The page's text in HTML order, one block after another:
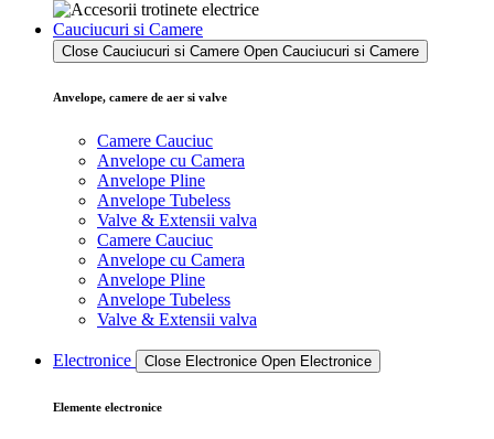
Cauciucuri si Camere
Close Cauciucuri si Camere Open Cauciucuri si Camere
Anvelope, camere de aer si valve
Camere Cauciuc
Anvelope cu Camera
Anvelope Pline
Anvelope Tubeless
Valve & Extensii valva
Camere Cauciuc
Anvelope cu Camera
Anvelope Pline
Anvelope Tubeless
Valve & Extensii valva
Electronice Close Electronice Open Electronice
Elemente electronice